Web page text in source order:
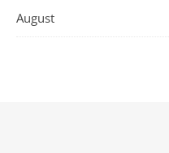
August